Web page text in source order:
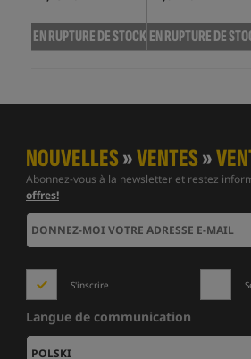
EN RUPTURE DE STOCK EN RUPTURE DE
NOUVELLES»VENTES»
Abonnez-vous à la newsletter et restez
offres!
S'inscrire
Langue de communication